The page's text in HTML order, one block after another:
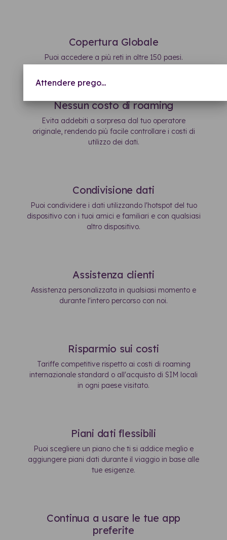
Attendere prego...
Copertura Globale
Puoi accedere a più reti in oltre 150 paesi.
Nessun costo di roaming
Evita addebiti a sorpresa dal tuo operatore
originale, rendendo più facile controllare i costi di
utilizzo dei dati.
Condivisione dati
Puoi condividere i dati utilizzando l'hotspot del tuo
dispositivo con i tuoi amici e familiari e con qualsiasi
altro dispositivo.
Assistenza clienti
Assistenza personalizzata in qualsiasi momento e
durante l'intero percorso con noi.
Risparmio sui costi
Tariffe competitive rispetto ai costi di roaming
internazionale standard o all'acquisto di SIM locali
in ogni paese visitato.
Piani dati flessibili
Puoi scegliere un piano che ti si addice meglio e
aggiungere piani dati durante il viaggio in base alle
tue esigenze.
Continua a usare le tue app
preferite